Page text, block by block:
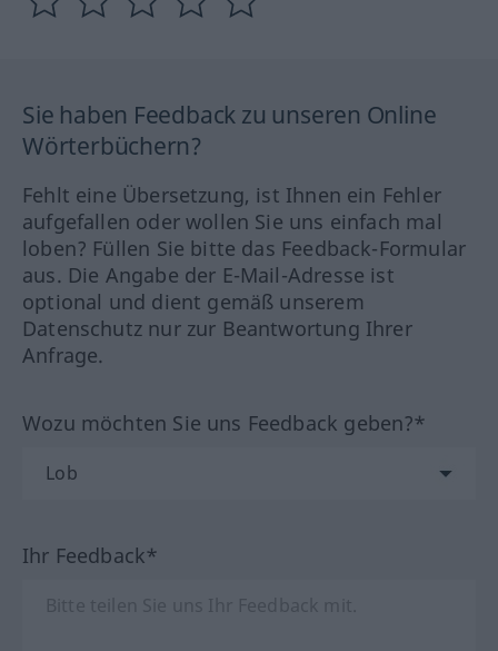
Sie haben Feedback zu unseren Online
Wörterbüchern?
Fehlt eine Übersetzung, ist Ihnen ein Fehler
aufgefallen oder wollen Sie uns einfach mal
loben? Füllen Sie bitte das Feedback-Formular
aus. Die Angabe der E-Mail-Adresse ist
optional und dient gemäß unserem
Datenschutz nur zur Beantwortung Ihrer
Anfrage.
Wozu möchten Sie uns Feedback geben?*
Ihr Feedback*